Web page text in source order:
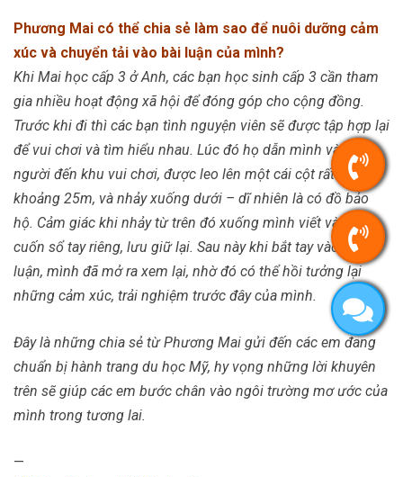
Phương Mai có thể chia sẻ làm sao để nuôi dưỡng cảm
xúc và chuyển tải vào bài luận của mình?
Khi Mai học cấp 3 ở Anh, các bạn học sinh cấp 3 cần tham
gia nhiều hoạt động xã hội để đóng góp cho cộng đồng.
Trước khi đi thì các bạn tình nguyện viên sẽ được tập hợp lại
để vui chơi và tìm hiểu nhau. Lúc đó họ dẫn mình và mọi
người đến khu vui chơi, được leo lên một cái cột rất là cao,
khoảng 25m, và nhảy xuống dưới – dĩ nhiên là có đồ bảo
hộ. Cảm giác khi nhảy từ trên đó xuống mình viết vào một
cuốn sổ tay riêng, lưu giữ lại. Sau này khi bắt tay vào viết
luận, mình đã mở ra xem lại, nhờ đó có thể hồi tưởng lại
những cảm xúc, trải nghiệm trước đây của mình.
Đây là những chia sẻ từ Phương Mai gửi đến các em đang
chuẩn bị hành trang du học Mỹ, hy vọng những lời khuyên
trên sẽ giúp các em bước chân vào ngôi trường mơ ước của
mình trong tương lai.
—